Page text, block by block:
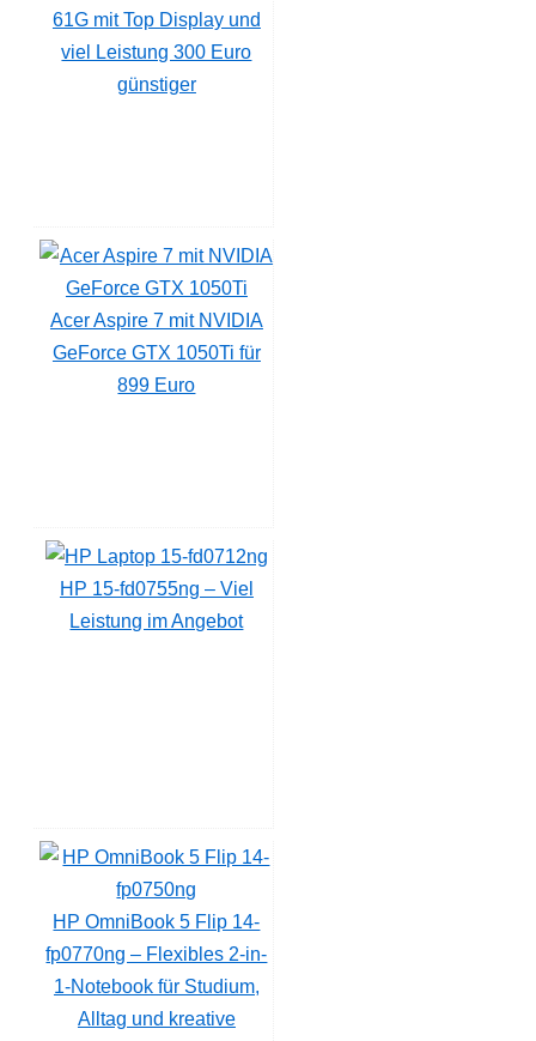
61G mit Top Display und
viel Leistung 300 Euro
günstiger
Acer Aspire 7 mit NVIDIA
GeForce GTX 1050Ti für
899 Euro
HP 15-fd0755ng – Viel
Leistung im Angebot
HP OmniBook 5 Flip 14-
fp0770ng – Flexibles 2-in-
1-Notebook für Studium,
Alltag und kreative